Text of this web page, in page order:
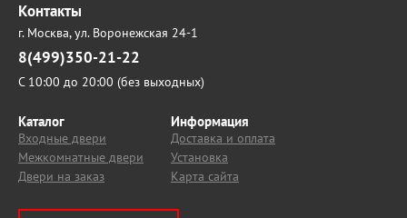
Контакты
г. Москва,ул. Воронежская 24-1
8(499)350-21-22
С 10:00 до 20:00 (без выходных)
Каталог
Входные двери
Межкомнатные двери
Двери на заказ
Информация
Доставка и оплата
Установка
Карта сайта